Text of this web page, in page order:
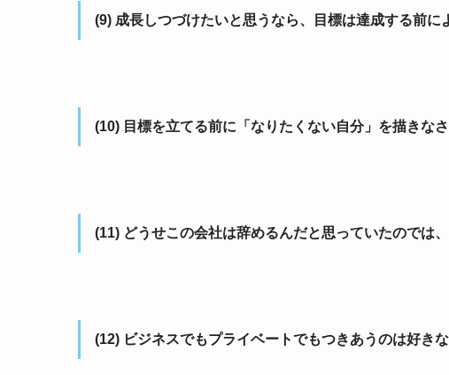
(9) 成長しつづけたいと思うなら、目標は達成する前
(10) 目標を立てる前に「なりたくない自分」を描きな
(11) どうせこの会社は辞めるんだと思っていたのでは
(12) ビジネスでもプライベートでもつきあうのは好き